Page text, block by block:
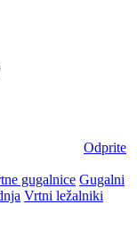
Odprite
gugalnice Gugalni
Vrtni ležalniki